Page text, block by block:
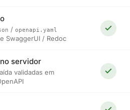
/ openapi.yaml
SwaggerUI / Redoc
servidor
validadas em